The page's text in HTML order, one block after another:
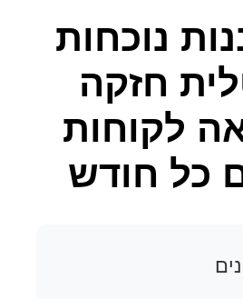
נוכחות
חזקה
לקוחות
כל חודש